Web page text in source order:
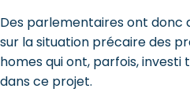
Des parlementaires ont donc
sur la situation précaire des
homes qui ont, parfois,
dans ce projet.